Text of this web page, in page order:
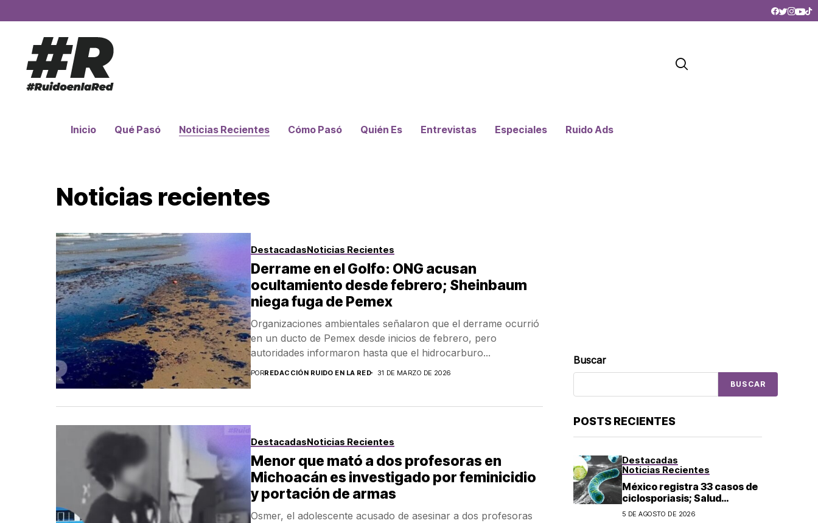
Inicio Qué Pasó Noticias Recientes Cómo Pasó Quién Es Entrevistas Especiales Ruido Ads
Noticias recientes
DestacadasNoticias Recientes
Derrame en el Golfo: ONG acusan
ocultamiento desde febrero; Sheinbaum
niega fuga de Pemex
Organizaciones ambientales señalaron que el derrame ocurrió
en un ducto de Pemex desde inicios de febrero, pero
autoridades informaron hasta que el hidrocarburo...
PORREDACCIÓN RUIDO EN LA RED 31 DE MARZO DE 2026
DestacadasNoticias Recientes
Menor que mató a dos profesoras en
Michoacán es investigado por feminicidio
y portación de armas
Osmer, el adolescente acusado de asesinar a dos profesoras
Buscar
BUSCAR
POSTS RECIENTES
Destacadas
Noticias Recientes
México registra 33 casos de
ciclosporiasis; Salud
mantiene vigilancia
5 DE AGOSTO DE 2026